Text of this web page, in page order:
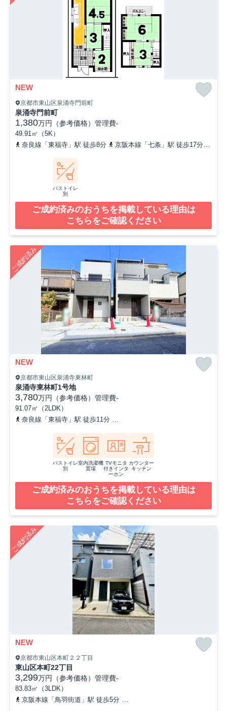
NEW
京都市東山区泉涌寺門前町
泉涌寺門前町
1,380万円（参考価格） 管理費-
49.91㎡（5K）
奈良線「東福寺」駅 徒歩8分
京阪本線「七条」駅 徒歩17分
バストイレ
別
ご成約済みのおうちを掲載している理由は
こちらをご確認ください
ご成約済み
NEW
京都市東山区泉涌寺東林町
泉涌寺東林町1号地
3,780万円（参考価格） 管理費-
91.07㎡（2LDK）
奈良線「東福寺」駅 徒歩11分
バストイレ
別
室内洗濯機
置場
TVモニタ
付きインタ
ーホン
カウンター
キッチン
ご成約済みのおうちを掲載している理由は
こちらをご確認ください
ご成約済み
NEW
京都市東山区本町２２丁目
東山区本町22丁目
3,299万円（参考価格） 管理費-
83.83㎡（3LDK）
京阪本線「鳥羽街道」駅 徒歩5分